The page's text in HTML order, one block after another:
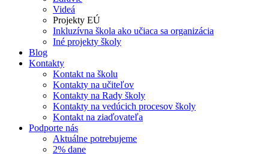
Videá
Projekty EÚ
Inkluzívna škola ako učiaca sa organizácia
Iné projekty školy
Blog
Kontakty
Kontakt na školu
Kontakty na učiteľov
Kontakty na Rady školy
Kontakty na vedúcich procesov školy
Kontakt na ziaďovateľa
Podporte nás
Aktuálne potrebujeme
2% dane